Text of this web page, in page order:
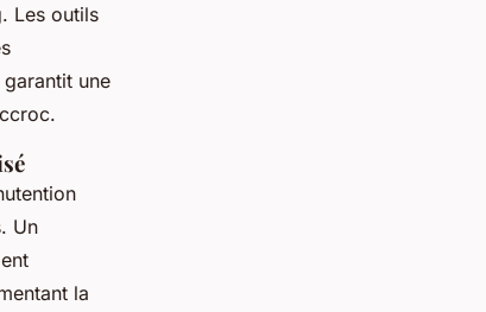
Les outils
une
Un
la